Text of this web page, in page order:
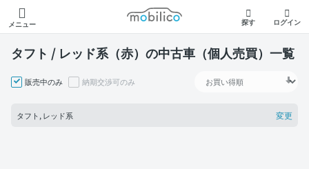
メニュー
モビリコ
探す ログイン
タフト / レッド系（赤）の中古車（個人売買）一覧
販売中のみ 納期交渉可のみ
タフト, レッド系 変更